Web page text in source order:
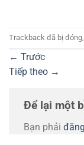
Trackback đã bị
← Trước
Tiếp theo →
Để lại một
Bạn phải